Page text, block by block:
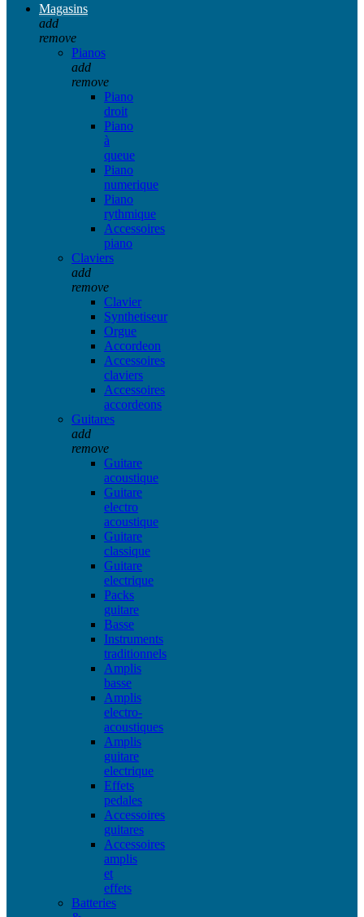
Magasins
add
remove
Pianos
add
remove
Piano
droit
Piano
à
queue
Piano
numerique
Piano
rythmique
Accessoires
piano
Claviers
add
remove
Clavier
Synthetiseur
Orgue
Accordeon
Accessoires
claviers
Accessoires
accordeons
Guitares
add
remove
Guitare
acoustique
Guitare
electro
acoustique
Guitare
classique
Guitare
electrique
Packs
guitare
Basse
Instruments
traditionnels
Amplis
basse
Amplis
electro-
acoustiques
Amplis
guitare
electrique
Effets
pedales
Accessoires
guitares
Accessoires
amplis
et
effets
Batteries